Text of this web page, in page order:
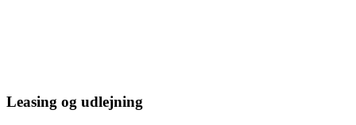
Leasing og udlejning